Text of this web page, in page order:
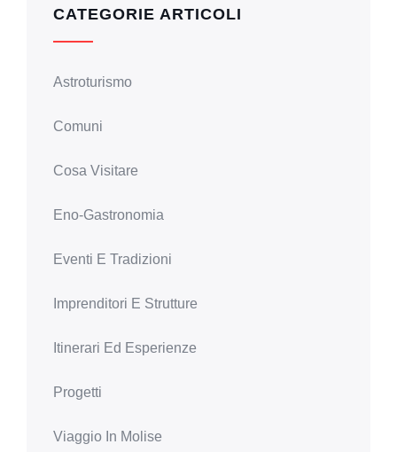
CATEGORIE ARTICOLI
Astroturismo
Comuni
Cosa Visitare
Eno-Gastronomia
Eventi E Tradizioni
Imprenditori E Strutture
Itinerari Ed Esperienze
Progetti
Viaggio In Molise